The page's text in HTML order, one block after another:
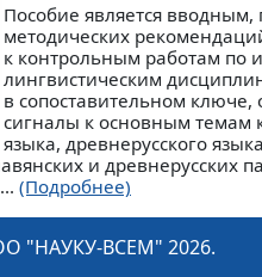
Пособие является
методических
к контрольным работам по
лингвистическим
в сопоставительном
сигналы к основным темам
языка, древнерусского
и древнерусских
(Подробнее)
"НАУКУ-ВСЕМ" 2026.